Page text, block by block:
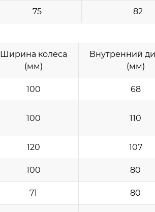
75 82
Ширина колеса
(мм)
Внутренний
(мм)
100 68
100 110
120 107
100 80
71 80